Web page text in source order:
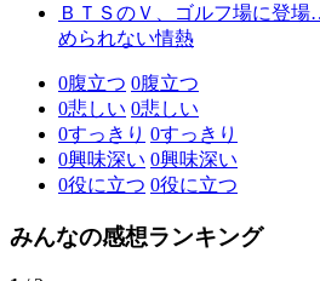
ＢＴＳのＶ、ゴルフ場に登
められない情熱
0腹立つ 0腹立つ
0悲しい 0悲しい
0すっきり 0すっきり
0興味深い 0興味深い
0役に立つ 0役に立つ
みんなの感想ランキング